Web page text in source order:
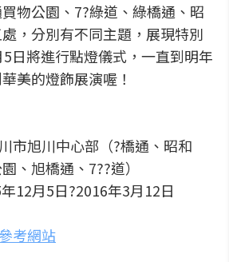
物公園、7?綠道、綠橋通、昭
，分別有不同主題，展現特別
日將進行點燈儀式，一直到明年
美的燈飾展演喔！
市旭川中心部（?橋通、昭和
、旭橋通、7??道）
12月5日?2016年3月12日
考網站